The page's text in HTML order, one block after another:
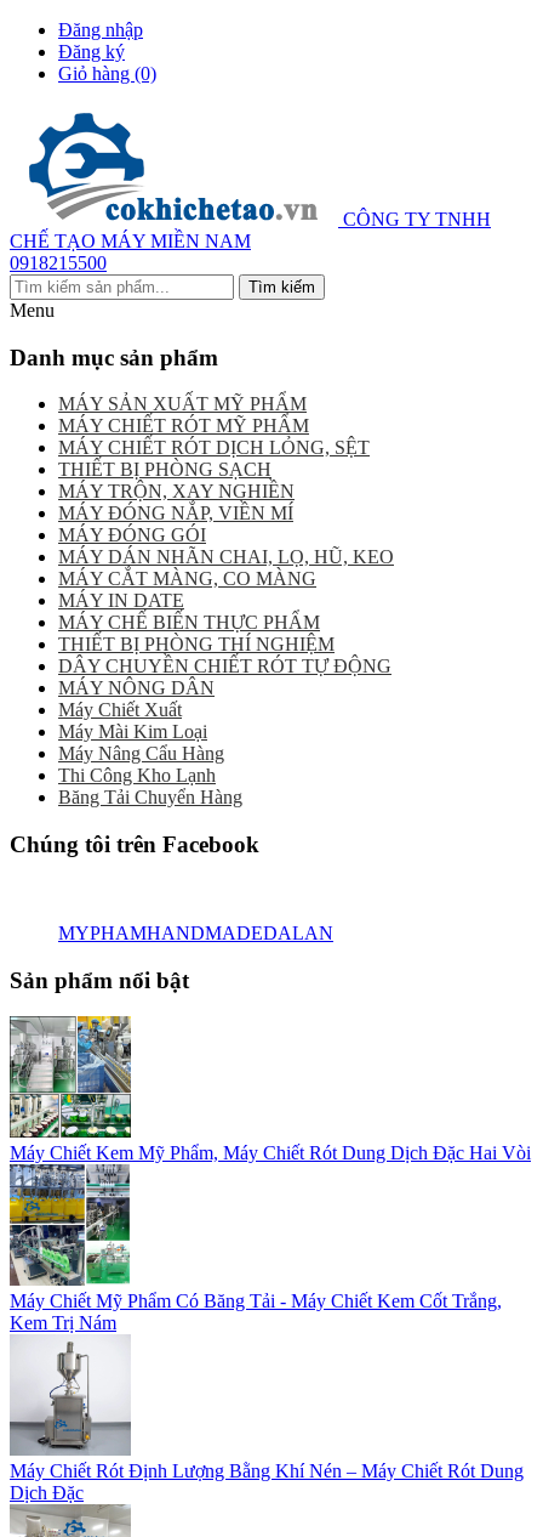
Đăng nhập
Đăng ký
Giỏ hàng (0)
CÔNG TY TNHH
CHẾ TẠO MÁY MIỀN NAM
0918215500
Menu
Danh mục sản phẩm
MÁY SẢN XUẤT MỸ PHẨM
MÁY CHIẾT RÓT MỸ PHẨM
MÁY CHIẾT RÓT DỊCH LỎNG, SỆT
THIẾT BỊ PHÒNG SẠCH
MÁY TRỘN, XAY NGHIỀN
MÁY ĐÓNG NẮP, VIỀN MÍ
MÁY ĐÓNG GÓI
MÁY DÁN NHÃN CHAI, LỌ, HŨ, KEO
MÁY CẮT MÀNG, CO MÀNG
MÁY IN DATE
MÁY CHẾ BIẾN THỰC PHẨM
THIẾT BỊ PHÒNG THÍ NGHIỆM
DÂY CHUYỀN CHIẾT RÓT TỰ ĐỘNG
MÁY NÔNG DÂN
Máy Chiết Xuất
Máy Mài Kim Loại
Máy Nâng Cẩu Hàng
Thi Công Kho Lạnh
Băng Tải Chuyển Hàng
Chúng tôi trên Facebook
MYPHAMHANDMADEDALAN
Sản phẩm nổi bật
Máy Chiết Kem Mỹ Phẩm, Máy Chiết Rót Dung Dịch Đặc Hai Vòi
Máy Chiết Mỹ Phẩm Có Băng Tải - Máy Chiết Kem Cốt Trắng,
Kem Trị Nám
Máy Chiết Rót Định Lượng Bằng Khí Nén – Máy Chiết Rót Dung
Dịch Đặc